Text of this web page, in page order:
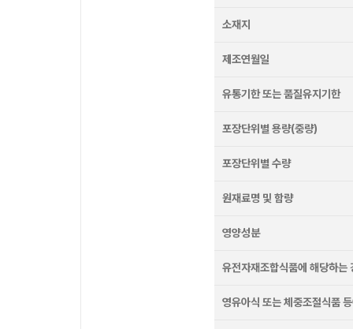
소재지
제조연월일
유통기한 또는 품질유지기한
포장단위별 용량(중량)
포장단위별 수량
원재료명 및 함량
영양성분
유전자재조합식품에 해당하는
영유아식 또는 체중조절식품